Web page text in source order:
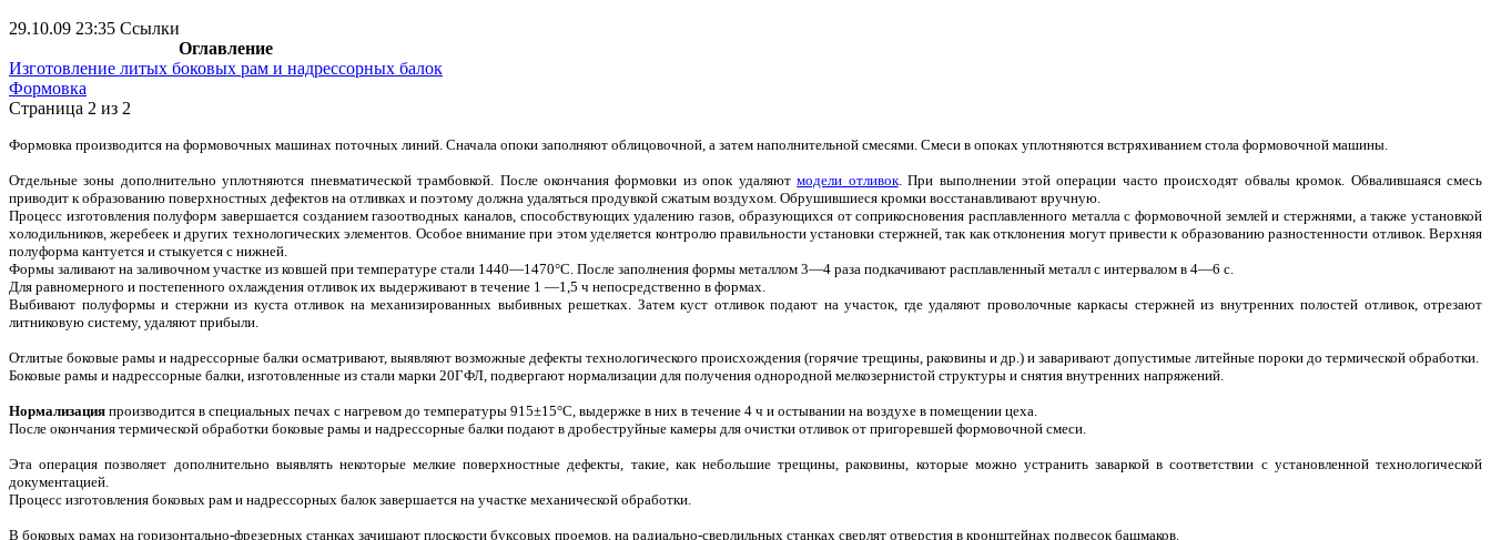
29.10.09 23:35 Ссылки
Оглавление
Изготовление литых боковых рам и надрессорных балок
Формовка
Страница 2 из 2
Формовка производится на формовочных машинах поточных линий. Сначала опоки заполняют облицовочной, а затем наполнительной смесями. Смеси в опоках уплотняются встряхиванием стола формовочной машины.
Отдельные зоны дополнительно уплотняются пневматической трамбовкой. После окончания формовки из опок удаляютмодели отливок. При выполнении этой операции часто происходят обвалы кромок. Обвалившаяся смесь
приводит к образованию поверхностных дефектов на отливках и поэтому должна удаляться продувкой сжатым воздухом. Обрушившиеся кромки восстанавливают вручную.
Процесс изготовления полуформ завершается созданием газоотводных каналов, способствующих удалению газов, образующихся от соприкосновения расплавленного металла с формовочной землей и стержнями, а также установкой
холодильников, жеребеек и других технологических элементов. Особое внимание при этом уделяется контролю правильности установки стержней, так как отклонения могут привести к образованию разностенности отливок. Верхняя
полуформа кантуется и стыкуется с нижней.
Формы заливают на заливочном участке из ковшей при температуре стали 1440—1470°С. После заполнения формы металлом 3—4 раза подкачивают расплавленный металл с интервалом в 4—6 с.
Для равномерного и постепенного охлаждения отливок их выдерживают в течение 1 —1,5 ч непосредственно в формах.
Выбивают полуформы и стержни из куста отливок на механизированных выбивных решетках. Затем куст отливок подают на участок, где удаляют проволочные каркасы стержней из внутренних полостей отливок, отрезают
литниковую систему, удаляют прибыли.
Отлитые боковые рамы и надрессорные балки осматривают, выявляют возможные дефекты технологического происхождения (горячие трещины, раковины и др.) и заваривают допустимые литейные пороки до термической обработки.
Боковые рамы и надрессорные балки, изготовленные из стали марки 20ГФЛ, подвергают нормализации для получения однородной мелкозернистой структуры и снятия внутренних напряжений.
Нормализация производится в специальных печах с нагревом до температуры 915±15°С, выдержке в них в течение 4 ч и остывании на воздухе в помещении цеха.
После окончания термической обработки боковые рамы и надрессорные балки подают в дробеструйные камеры для очистки отливок от пригоревшей формовочной смеси.
Эта операция позволяет дополнительно выявлять некоторые мелкие поверхностные дефекты, такие, как небольшие трещины, раковины, которые можно устранить заваркой в соответствии с установленной технологической
документацией.
Процесс изготовления боковых рам и надрессорных балок завершается на участке механической обработки.
В боковых рамах на горизонтально-фрезерных станках зачищают плоскости буксовых проемов, на радиально-сверлильных станках сверлят отверстия в кронштейнах подвесок башмаков.